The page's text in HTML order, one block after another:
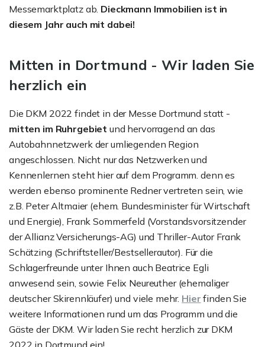
Messemarktplatz ab. Dieckmann Immobilien ist in
diesem Jahr auch mit dabei!
Mitten in Dortmund - Wir laden Sie
herzlich ein
Die DKM 2022 findet in der Messe Dortmund statt -
mitten im Ruhrgebiet und hervorragend an das
Autobahnnetzwerk der umliegenden Region
angeschlossen. Nicht nur das Netzwerken und
Kennenlernen steht hier auf dem Programm. denn es
werden ebenso prominente Redner vertreten sein, wie
z.B. Peter Altmaier (ehem. Bundesminister für Wirtschaft
und Energie), Frank Sommerfeld (Vorstandsvorsitzender
der Allianz Versicherungs-AG) und Thriller-Autor Frank
Schätzing (Schriftsteller/Bestsellerautor). Für die
Schlagerfreunde unter Ihnen auch Beatrice Egli
anwesend sein, sowie Felix Neureuther (ehemaliger
deutscher Skirennläufer) und viele mehr. Hier finden Sie
weitere Informationen rund um das Programm und die
Gäste der DKM. Wir laden Sie recht herzlich zur DKM
2022 in Dortmund ein!